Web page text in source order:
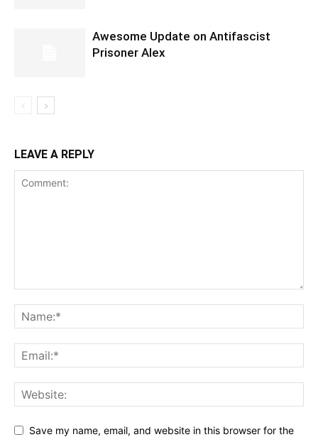
Awesome Update on Antifascist
Prisoner Alex
LEAVE A REPLY
Save my name, email, and website in this browser for the